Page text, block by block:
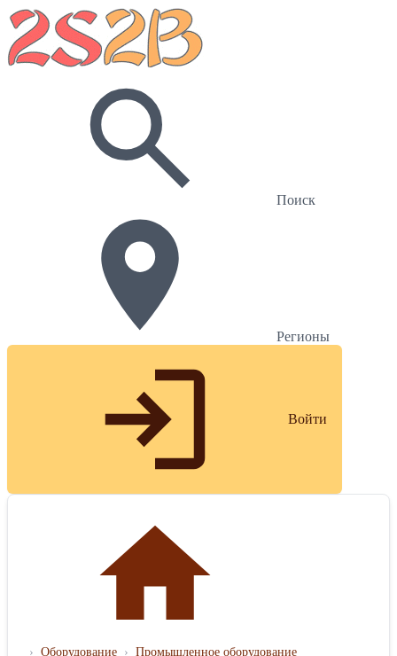
Поиск
Регионы
Войти
› Оборудование › Промышленное оборудование